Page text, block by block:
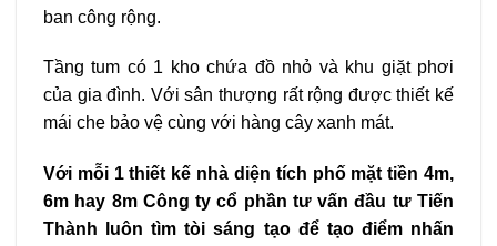
ban công rộng.
Tầng tum có 1 kho chứa đồ nhỏ và khu giặt phơi
của gia đình. Với sân thượng rất rộng được thiết kế
mái che bảo vệ cùng với hàng cây xanh mát.
Với mỗi 1 thiết kế nhà diện tích phố mặt tiền 4m,
6m hay 8m Công ty cổ phần tư vấn đầu tư Tiến
Thành luôn tìm tòi sáng tạo để tạo điểm nhấn